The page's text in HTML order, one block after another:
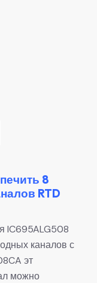
8
RTD
IC695ALG508
каналов с
эт
можно